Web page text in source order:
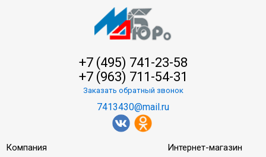
+7 (495) 741-23-58
+7 (963) 711-54-31
Заказать обратный звонок
7413430@mail.ru
Компания Интернет-магазин